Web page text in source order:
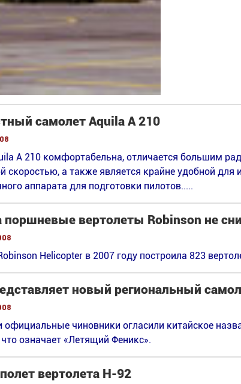
самолет Aquila A 210
A 210 комфортабельна, отличается большим
скоростью, а также является крайне удобной для
аппарата для подготовки пилотов.....
поршневые вертолеты Robinson не
Helicopter в 2007 году построила 823
новый региональный
официальные чиновники огласили китайское
означает «Летящий Феникс».
вертолета H-92